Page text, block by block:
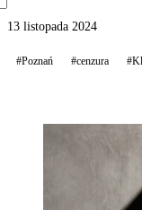
13 listopada 2024
#Poznań #cenzura